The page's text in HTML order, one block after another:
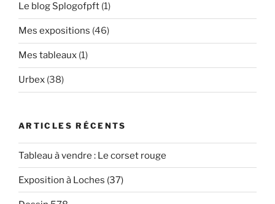
Le blog Splogofpft (1)
Mes expositions (46)
Mes tableaux (1)
Urbex (38)
ARTICLES RÉCENTS
Tableau à vendre : Le corset rouge
Exposition à Loches (37)